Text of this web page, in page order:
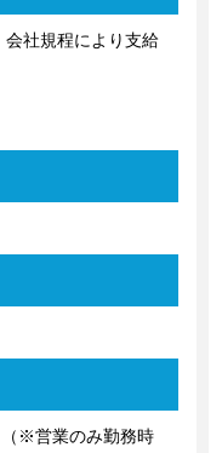
社規程により支給
※営業のみ勤務時